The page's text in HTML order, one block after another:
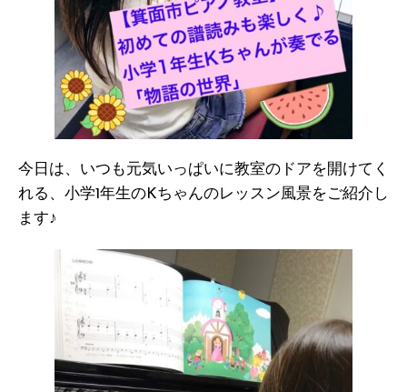
今日は、いつも元気いっぱいに教室のドアを開けてく
れる、小学1年生のKちゃんのレッスン風景をご紹介し
ます♪